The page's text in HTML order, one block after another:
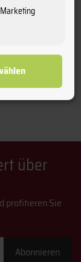
über
profitieren Sie
Abonnieren
Marketing